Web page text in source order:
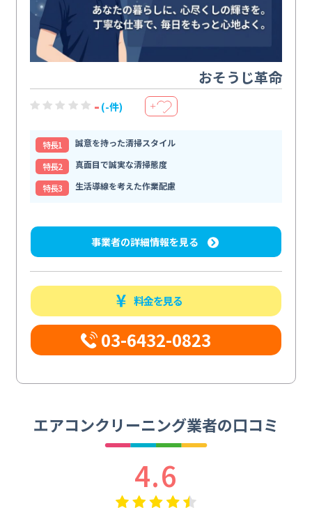
おそうじ革命
- (-件) ＋
特⻑1
誠意を持った清掃スタイル
特⻑2
真面目で誠実な清掃態度
特⻑3
生活導線を考えた作業配慮
事業者の詳細情報を見る
料金を見る
03-6432-0823
エアコンクリーニング業者の口コミ
4.6